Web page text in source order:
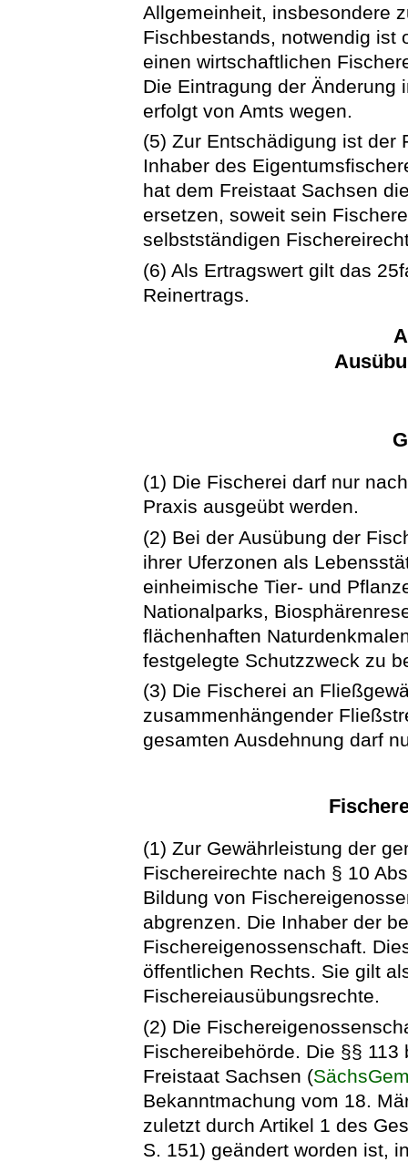
Allgemeinheit, insbesondere
Fischbestands, notwendig ist
einen wirtschaftlichen
Die Eintragung der Änderung
erfolgt von Amts wegen.
(5) Zur Entschädigung ist der
Inhaber des
hat dem Freistaat Sachsen
ersetzen, soweit sein
selbstständigen
(6) Als Ertragswert gilt das
Reinertrags.
(1) Die Fischerei darf nur
Praxis ausgeübt werden.
(2) Bei der Ausübung der
ihrer Uferzonen als
einheimische Tier- und
Nationalparks,
flächenhaften
festgelegte Schutzzweck zu
(3) Die Fischerei an
zusammenhängender
gesamten Ausdehnung darf
(1) Zur Gewährleistung der
Fischereirechte nach § 10
Bildung von
abgrenzen. Die Inhaber der
Fischereigenossenschaft.
öffentlichen Rechts. Sie gilt
Fischereiausübungsrechte.
(2) Die
Fischereibehörde. Die §§
Freistaat Sachsen (
Bekanntmachung vom 18.
zuletzt durch Artikel 1 des
S. 151) geändert worden ist,